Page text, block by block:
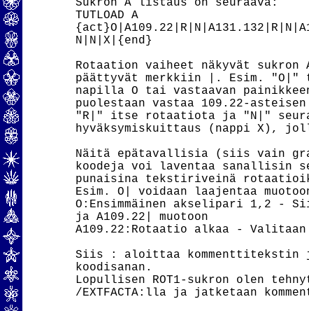
Sukron A listaus on seuraava:
TUTLOAD A
N|N|X|{end}
Rotaation vaiheet näkyvät
päättyvät merkkiin |. Esim.
napilla O tai vastaavan
puolestaan vastaa 109.22-
"R|" itse rotaatiota ja "N|"
hyväksymiskuittaus (nappi X),
Näitä epätavallisia (siis vain
koodeja voi laventaa sanallisin
punaisina tekstiriveinä
Esim. O| voidaan laajentaa
O:Ensimmäinen akselipari 1,2 -
ja A109.22| muotoon
A109.22:Rotaatio alkaa -
Siis : aloittaa kommenttitekstin
koodisanan.
Lopullisen ROT1-sukron olen
/EXTFACTA:lla ja jatketaan